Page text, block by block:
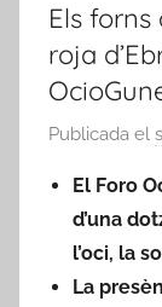
Els forns
roja
Publicada el
El Foro
d’una
l’oci, la
La